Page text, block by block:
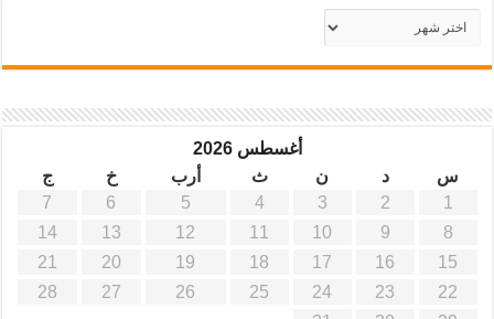
أرشيف
موقع
أغسطس 2026
س
د ن ث أرب خ
ج
1
2
3
4
5
6
7
8
9
10
11
12
13
14
15
16
17
18
19
20
21
22
23
24
25
26
27
28